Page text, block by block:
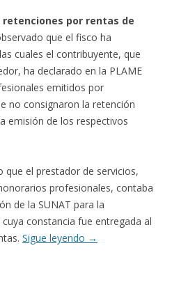
retenciones por rentas de
que el fisco ha
cuales el contribuyente, que
ha declarado en la PLAME
emitidos por
no consignaron la retención
emisión de los respectivos
que el prestador de servicios,
profesionales, contaba
de la SUNAT para la
constancia fue entregada al
Sigue leyendo →